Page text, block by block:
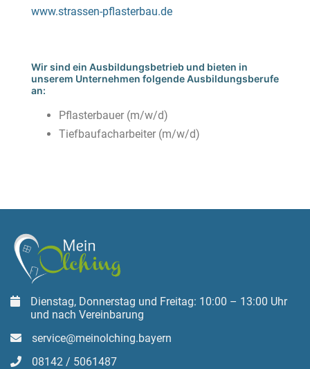
www.strassen-pflasterbau.de
Wir sind ein Ausbildungsbetrieb und bieten in
unserem Unternehmen folgende Ausbildungsberufe
an:
Pflasterbauer (m/w/d)
Tiefbaufacharbeiter (m/w/d)
Dienstag, Donnerstag und Freitag: 10:00 – 13:00 Uhr
und nach Vereinbarung
service@meinolching.bayern
08142 / 5061487